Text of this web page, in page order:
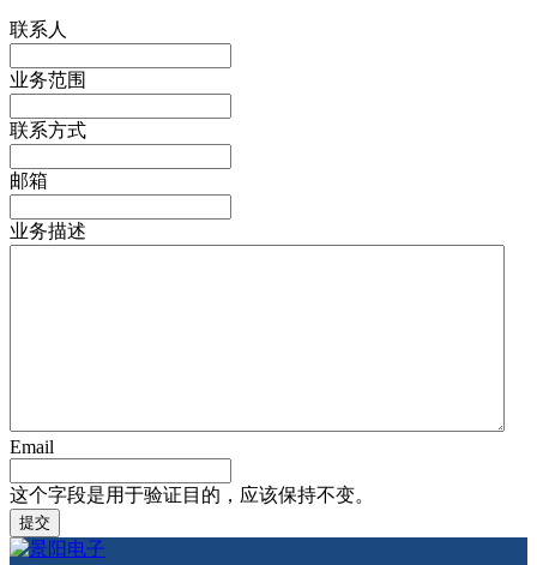
联系人
业务范围
联系方式
邮箱
业务描述
Email
这个字段是用于验证目的，应该保持不变。